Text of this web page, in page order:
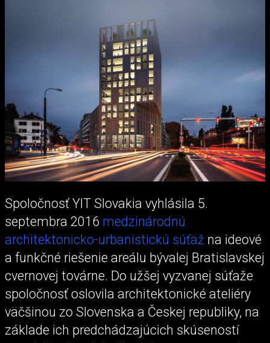
Spoločnosť YIT Slovakia vyhlásila 5.
septembra 2016 medzinárodnú
architektonicko-urbanistickú súťaž na ideové
a funkčné riešenie areálu bývalej Bratislavskej
cvernovej továrne. Do užšej vyzvanej súťaže
spoločnosť oslovila architektonické ateliéry
väčšinou zo Slovenska a Českej republiky, na
základe ich predchádzajúcich skúseností